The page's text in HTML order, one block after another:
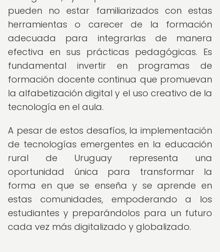
pueden no estar familiarizados con estas
herramientas o carecer de la formación
adecuada para integrarlas de manera
efectiva en sus prácticas pedagógicas. Es
fundamental invertir en programas de
formación docente continua que promuevan
la alfabetización digital y el uso creativo de la
tecnología en el aula.
A pesar de estos desafíos, la implementación
de tecnologías emergentes en la educación
rural de Uruguay representa una
oportunidad única para transformar la
forma en que se enseña y se aprende en
estas comunidades, empoderando a los
estudiantes y preparándolos para un futuro
cada vez más digitalizado y globalizado.